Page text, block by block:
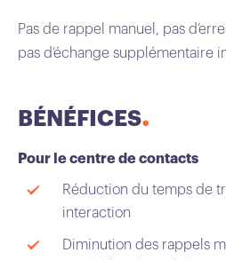
Pas de rappel manuel, pas
pas d’échange supplémentaire
BÉNÉFICES
Pour le centre de contacts
Réduction du temps de
interaction
Diminution des rappels